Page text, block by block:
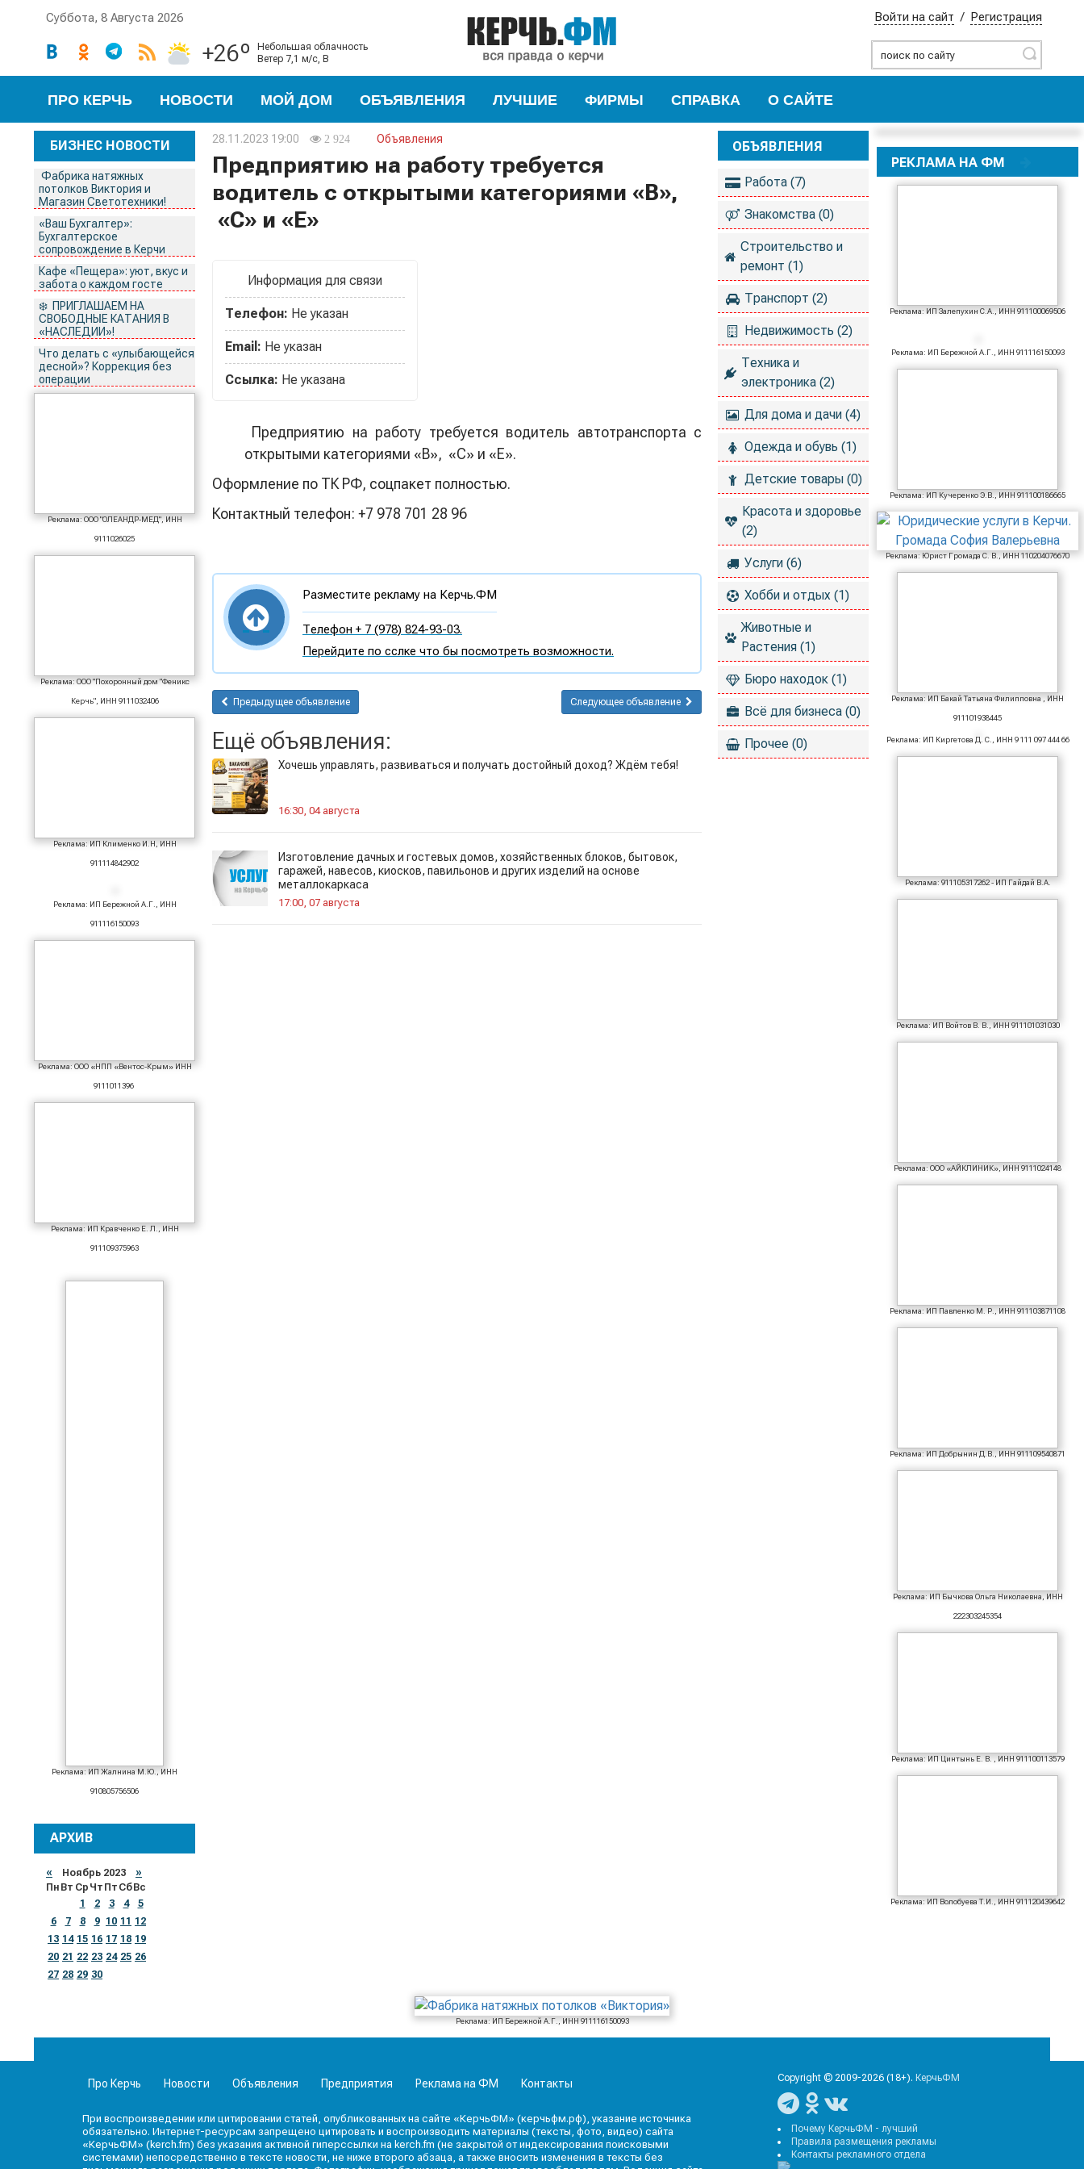
Суббота, 8 Августа 2026
Найти
Войти на сайт / Регистрация
+26º
небольшая облачность
ветер 7,1 м/с, В
ПРО КЕРЧЬ НОВОСТИ МОЙ ДОМ ОБЪЯВЛЕНИЯ ЛУЧШИЕ ФИРМЫ СПРАВКА О САЙТЕ
БИЗНЕС НОВОСТИ
Фабрика натяжных
потолков Виктория и
Магазин Светотехники!
«Ваш Бухгалтер»:
Бухгалтерское
сопровождение в Керчи
Кафе «Пещера»: уют, вкус и
забота о каждом госте
❄️ ПРИГЛАШАЕМ НА
СВОБОДНЫЕ КАТАНИЯ В
«НАСЛЕДИИ»!
Что делать с «улыбающейся
десной»? Коррекция без
операции
Реклама: ООО "ОЛЕАНДР-МЕД", ИНН
9111026025
Реклама: ООО "Похоронный дом "Феникс
Керчь", ИНН 9111032406
Реклама: ИП Клименко И.Н, ИНН
911114842902
Реклама: ИП Бережной А.Г., ИНН
911116150093
Реклама: ООО «НПП «Вентос-Крым» ИНН
9111011396
Реклама: ИП Кравченко Е. Л., ИНН
911109375963
Реклама: ИП Жалнина М.Ю., ИНН
910805756506
АРХИВ
« Ноябрь 2023 »
Пн Вт Ср Чт Пт Сб Вс
1
2 3 4
5
6
7 8 9 10 11 12
13 14 15 16 17 18 19
20 21 22 23 24 25 26
27 28 29 30
28.11.2023 19:00 2 924 Объявления
Предприятию на работу требуется
водитель с открытыми категориями «B»,
«C» и «E»
Информация для связи
Телефон: Не указан
Email: Не указан
Ссылка: Не указана
Предприятию на работу требуется водитель автотранспорта с
открытыми категориями «B», «C» и «E».
Оформление по ТК РФ, соцпакет полностью.
Контактный телефон: +7 978 701 28 96
Разместите рекламу на Керчь.ФМ
Телефон + 7 (978) 824-93-03.
Перейдите по сслке что бы посмотреть возможности.
Предыдущее объявление Следующее объявление
Ещё объявления:
Хочешь управлять, развиваться и получать достойный доход? Ждём тебя!
16:30, 04 августа
Изготовление дачных и гостевых домов, хозяйственных блоков, бытовок,
гаражей, навесов, киосков, павильонов и других изделий на основе
металлокаркаса
17:00, 07 августа
ОБЪЯВЛЕНИЯ
Работа (7)
Знакомства (0)
Строительство и
ремонт (1)
Транспорт (2)
Недвижимость (2)
Техника и
электроника (2)
Для дома и дачи (4)
Одежда и обувь (1)
Детские товары (0)
Красота и здоровье
(2)
Услуги (6)
Хобби и отдых (1)
Животные и
Растения (1)
Бюро находок (1)
Всё для бизнеса (0)
Прочее (0)
РЕКЛАМА НА ФМ
Реклама: ИП Залепухин С.А., ИНН 911100069506
Реклама: ИП Бережной А.Г., ИНН 911116150093
Реклама: ИП Кучеренко Э.В., ИНН 911100186665
Реклама: Юрист Громада С. В., ИНН 110204076670
Реклама: ИП Бакай Татьяна Филипповна , ИНН
911101938445
Реклама: ИП Киргетова Д. С., ИНН 9 111 097 444 66
Реклама: 911105317262 - ИП Гайдай В.А.
Реклама: ИП Войтов В. В., ИНН 911101031030
Реклама: ООО «АЙКЛИНИК», ИНН 9111024148
Реклама: ИП Павленко М. Р., ИНН 911103871108
Реклама: ИП Добрынин Д.В., ИНН 911109540871
Реклама: ИП Бычкова Ольга Николаевна, ИНН
222303245354
Реклама: ИП Цинтынь Е. В. , ИНН 911100113579
Реклама: ИП Волобуева Т.И., ИНН 911120439642
Реклама: ИП Бережной А.Г., ИНН 911116150093
Про Керчь Новости Объявления Предприятия Реклама на ФМ Контакты
При воспроизведении или цитировании статей, опубликованных на сайте «КерчьФМ» (керчьфм.рф), указание источника
обязательно. Интернет-ресурсам запрещено цитировать и воспроизводить материалы (тексты, фото, видео) сайта
«КерчьФМ» (kerch.fm) без указания активной гиперссылки на kerch.fm (не закрытой от индексирования поисковыми
системами) непосредственно в тексте новости, не ниже второго абзаца, а также вносить изменения в тексты без
Copyright © 2009-2026 (18+). КерчьФМ
Почему КерчьФМ - лучший
Правила размещения рекламы
Контакты рекламного отдела